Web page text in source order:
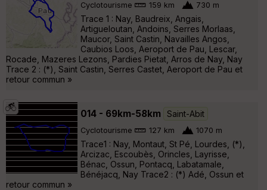
Cyclotourisme 159 km 730 m
Trace 1 : Nay, Baudreix, Angais,
Artigueloutan, Andoins, Serres Morlaas,
Maucor, Saint Castin, Navailles Angos,
Caubios Loos, Aeroport de Pau, Lescar,
Rocade, Mazeres Lezons, Pardies Pietat, Arros de Nay, Nay
Trace 2 : (*), Saint Castin, Serres Castet, Aeroport de Pau et
retour commun »
014 - 69km-58km Saint-Abit
Cyclotourisme 127 km 1070 m
Trace1 : Nay, Montaut, St Pé, Lourdes, (*),
Arcizac, Escoubès, Orincles, Layrisse,
Bénac, Ossun, Pontacq, Labatamale,
Bénéjacq, Nay Trace2 : (*) Adé, Ossun et
retour commun »